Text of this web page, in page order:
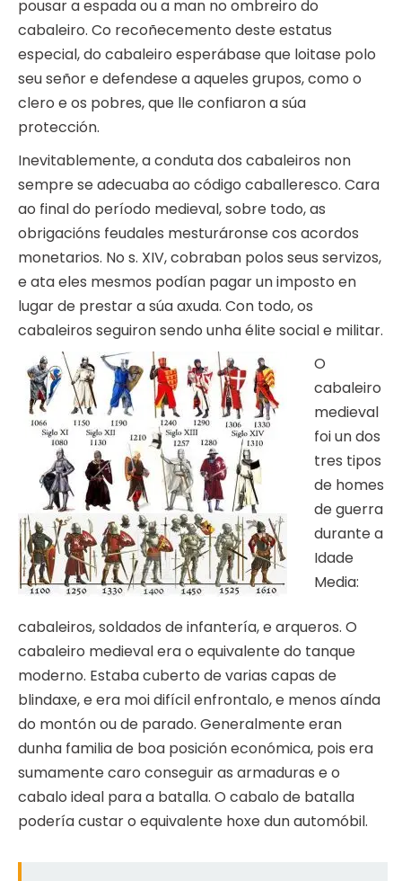
pousar a espada ou a man no ombreiro do
cabaleiro. Co recoñecemento deste estatus
especial, do cabaleiro esperábase que loitase polo
seu señor e defendese a aqueles grupos, como o
clero e os pobres, que lle confiaron a súa
protección.
Inevitablemente, a conduta dos cabaleiros non
sempre se adecuaba ao código caballeresco. Cara
ao final do período medieval, sobre todo, as
obrigacións feudales mesturáronse cos acordos
monetarios. No s. XIV, cobraban polos seus servizos,
e ata eles mesmos podían pagar un imposto en
lugar de prestar a súa axuda. Con todo, os
cabaleiros seguiron sendo unha élite social e militar.
O
cabaleiro
medieval
foi un dos
tres tipos
de homes
de guerra
durante a
Idade
Media:
cabaleiros, soldados de infantería, e arqueros. O
cabaleiro medieval era o equivalente do tanque
moderno. Estaba cuberto de varias capas de
blindaxe, e era moi difícil enfrontalo, e menos aínda
do montón ou de parado. Generalmente eran
dunha familia de boa posición económica, pois era
sumamente caro conseguir as armaduras e o
cabalo ideal para a batalla. O cabalo de batalla
podería custar o equivalente hoxe dun automóbil.